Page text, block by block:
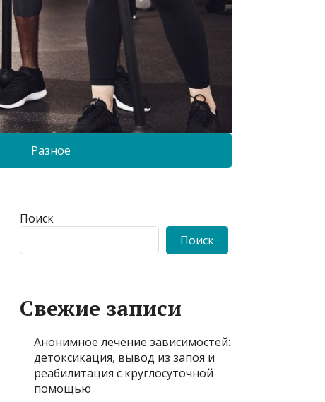
Разное
Поиск
Поиск
Свежие записи
Анонимное лечение зависимостей:
детоксикация, вывод из запоя и
реабилитация с круглосуточной
помощью